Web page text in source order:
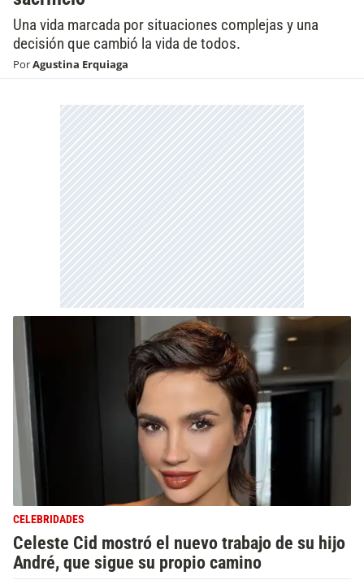
Una vida marcada por situaciones complejas y una
decisión que cambió la vida de todos.
PorAgustina Erquiaga
CELEBRIDADES
Celeste Cid mostró el nuevo trabajo de su hijo
André, que sigue su propio camino